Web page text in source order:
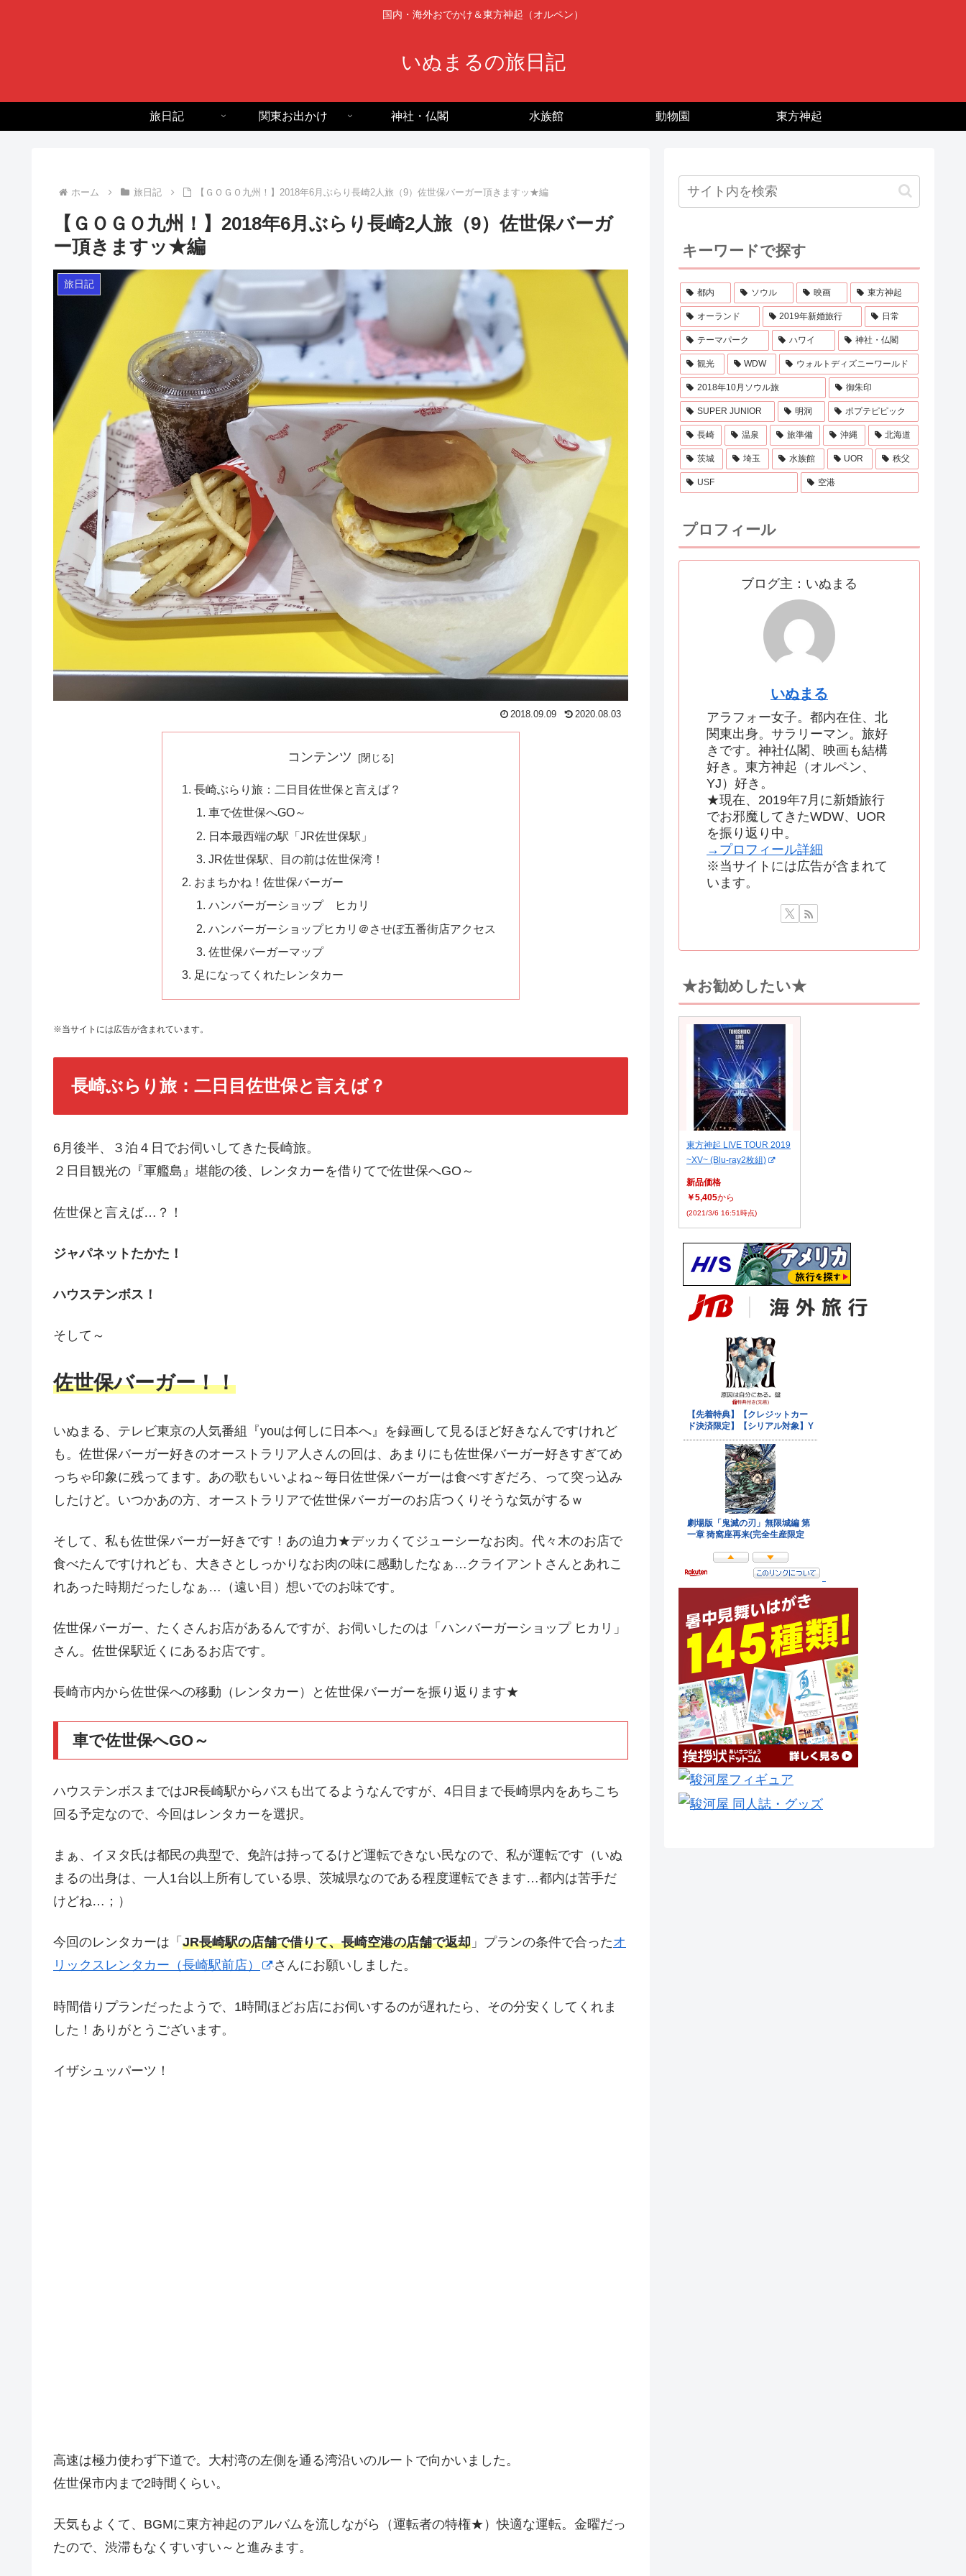
国内・海外おでかけ＆東方神起（オルペン）
いぬまるの旅日記
旅日記 関東お出かけ 神社・仏閣 水族館 動物園 東方神起
ホーム 旅日記 【ＧＯＧＯ九州！】2018年6月ぶらり長崎2人旅（9）佐世保バーガー頂きますッ★編
【ＧＯＧＯ九州！】2018年6月ぶらり長崎2人旅（9）佐世保バーガ
ー頂きますッ★編
旅日記
2018.09.09 2020.08.03
コンテンツ
長崎ぶらり旅：二日目佐世保と言えば？
車で佐世保へGO～
日本最西端の駅「JR佐世保駅」
JR佐世保駅、目の前は佐世保湾！
おまちかね！佐世保バーガー
ハンバーガーショップ ヒカリ
ハンバーガーショップヒカリ＠させぼ五番街店アクセス
佐世保バーガーマップ
足になってくれたレンタカー
※当サイトには広告が含まれています。
長崎ぶらり旅：二日目佐世保と言えば？
6月後半、３泊４日でお伺いしてきた長崎旅。
２日目観光の『軍艦島』堪能の後、レンタカーを借りてで佐世保へGO～
佐世保と言えば…？！
ジャパネットたかた！
ハウステンボス！
そして～
佐世保バーガー！！
いぬまる、テレビ東京の人気番組『youは何しに日本へ』を録画して見るほど好きなんですけれど
も。佐世保バーガー好きのオーストラリア人さんの回は、あまりにも佐世保バーガー好きすぎてめ
っちゃ印象に残ってます。あの歌もいいよね～毎日佐世保バーガーは食べすぎだろ、って突っ込み
したけど。いつかあの方、オーストラリアで佐世保バーガーのお店つくりそうな気がするｗ
そして、私も佐世保バーガー好きです！あの迫力★デッカくてジューシーなお肉。代々木のお店で
食べたんですけれども、大きさとしっかりなお肉の味に感動したなぁ…クライアントさんとあれこ
れあった時期だったしなぁ…（遠い目）想いでのお味です。
佐世保バーガー、たくさんお店があるんですが、お伺いしたのは「ハンバーガーショップ ヒカリ」
さん。佐世保駅近くにあるお店です。
長崎市内から佐世保への移動（レンタカー）と佐世保バーガーを振り返ります★
車で佐世保へGO～
ハウステンボスまではJR長崎駅からバスも出てるようなんですが、4日目まで長崎県内をあちこち
回る予定なので、今回はレンタカーを選択。
まぁ、イヌタ氏は都民の典型で、免許は持ってるけど運転できない民なので、私が運転です（いぬ
まるの出身は、一人1台以上所有している県、茨城県なのである程度運転できます…都内は苦手だ
けどね…；）
今回のレンタカーは「 JR長崎駅の店舗で借りて、長崎空港の店舗で返却 」プランの条件で合ったオ
リックスレンタカー（長崎駅前店）
さんにお願いしました。
時間借りプランだったようで、1時間ほどお店にお伺いするのが遅れたら、その分安くしてくれま
した！ありがとうございます。
イザシュッパーツ！
高速は極力使わず下道で。大村湾の左側を通る湾沿いのルートで向かいました。
佐世保市内まで2時間くらい。
天気もよくて、BGMに東方神起のアルバムを流しながら（運転者の特権★）快適な運転。金曜だっ
たので、渋滞もなくすいすい～と進みます。
キーワードで探す
都内 ソウル 映画 東方神起
オーランド 2019年新婚旅行 日常
テーマパーク ハワイ 神社・仏閣
観光 WDW ウォルトディズニーワールド
2018年10月ソウル旅 御朱印
SUPER JUNIOR 明洞 ポプテピピック
長崎 温泉 旅準備 沖縄 北海道
茨城 埼玉 水族館 UOR 秩父
USF 空港
プロフィール
ブログ主：いぬまる
いぬまる
アラフォー女子。都内在住、北
関東出身。サラリーマン。旅好
きです。神社仏閣、映画も結構
好き。東方神起（オルペン、
YJ）好き。
★現在、2019年7月に新婚旅行
でお邪魔してきたWDW、UOR
を振り返り中。
→プロフィール詳細
※当サイトには広告が含まれて
います。
★お勧めしたい★
東方神起 LIVE TOUR 2019
~XV~ (Blu-ray2枚組)
新品価格
￥5,405から
(2021/3/6 16:51時点)